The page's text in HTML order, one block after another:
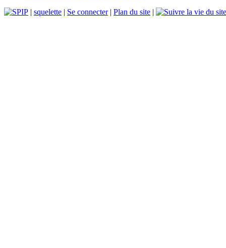
| squelette | Se connecter| Plan du site |